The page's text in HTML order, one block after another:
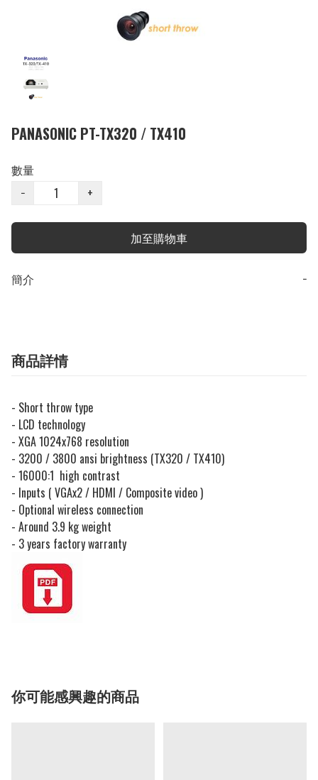
PANASONIC PT-TX320 / TX410
數量
−
+
加至購物車
簡介 −
商品詳情
- Short throw type
- LCD technology
- XGA 1024x768 resolution
- 3200 / 3800 ansi brightness (TX320 / TX410)
- 16000:1 high contrast
- Inputs ( VGAx2 / HDMI / Composite video )
- Optional wireless connection
- Around 3.9 kg weight
- 3 years factory warranty
你可能感興趣的商品